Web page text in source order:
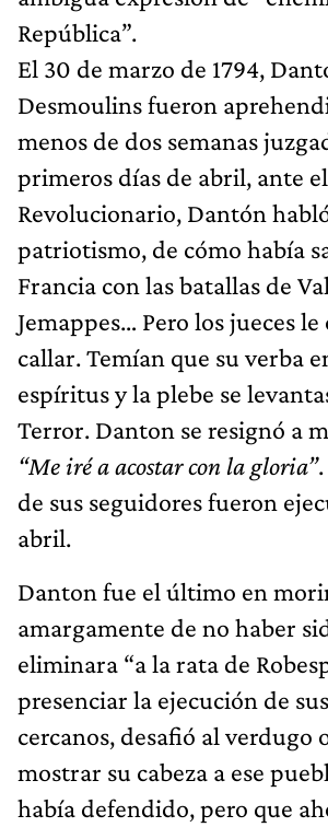
República”.
El 30 de marzo de 1794,
Desmoulins fueron
menos de dos semanas
primeros días de abril, ante
Revolucionario, Dantón
patriotismo, de cómo había
Francia con las batallas de
Jemappes… Pero los jueces
callar. Temían que su verba
espíritus y la plebe se
Terror. Danton se resignó a
“Me iré a acostar con la gloria”
de sus seguidores fueron
abril.
Danton fue el último en
amargamente de no haber
eliminara “a la rata de
presenciar la ejecución de
cercanos, desafió al verdugo
mostrar su cabeza a ese
había defendido, pero que